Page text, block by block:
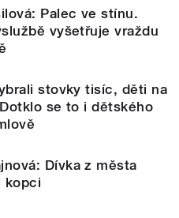
Palec ve stínu.
vyšetřuje vraždu
stovky tisíc, děti na
se to i dětského
Dívka z města
kopci